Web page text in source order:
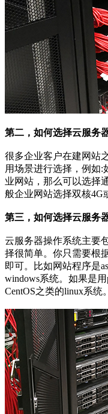
第二，如何选择云服务
很多企业客户在建网站
用场景进行选择，例如:
业网站，那么可以选择
般企业网站选择双核4G
第三，如何选择云服务
云服务器操作系统主要
择很简单。你只需要根
即可。比如网站程序是
windows系统。如果是
CentOS之类的linux系统。